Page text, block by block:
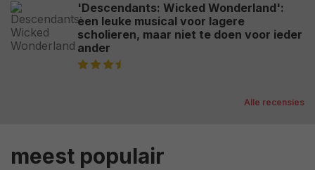
'Descendants: Wicked Wonderland':
een leuke musical voor lagere
scholieren, maar niet te doen voor ieder
ander
Alle recensies
meest populair